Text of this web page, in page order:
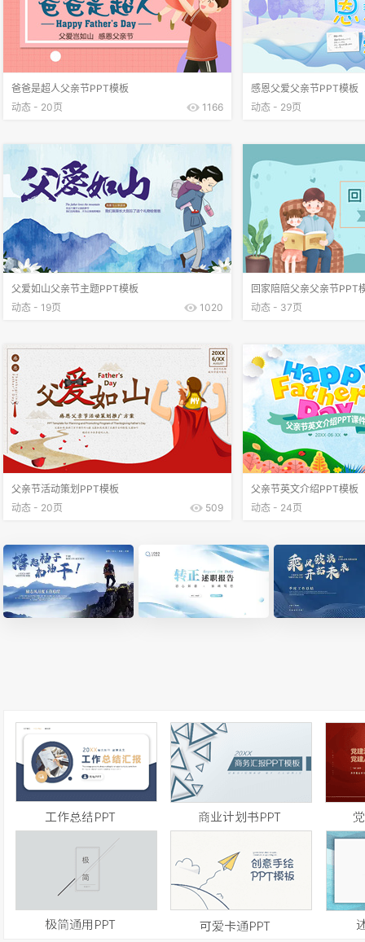
爸爸是超人父亲节PPT模板
动态 - 20页
1166
感恩父爱父亲节PPT模板
动态 - 29页
父爱如山父亲节主题PPT模板
动态 - 19页
1020
回家陪陪父亲父亲节PPT
动态 - 37页
父亲节活动策划PPT模板
动态 - 20页
509
父亲节英文介绍PPT模板
动态 - 24页